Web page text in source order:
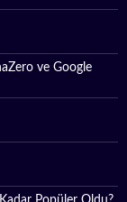
ve Google